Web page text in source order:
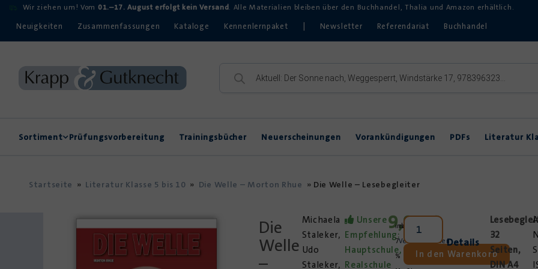
Wir ziehen um! Vom 01.–17. August erfolgt kein Versand. Alle Materialien bleiben über den Buchhandel, Thalia und Amazon erhältlich.
Neuigkeiten Zusammenfassungen Kataloge Kennenlernpaket Newsletter Referendariat Buchhandel
Sortiment Prüfungsvorbereitung Trainingsbücher Neuerscheinungen Vorankündigungen PDFs Literatur
Theater im Unterricht
Startseite » Literatur Klasse 5 bis 10 » Die Welle – Morton Rhue » Die Welle – Lesebegleiter
Die
Welle
–
Michaela
Staleker,
Udo
Staleker,
Unsere
Empfehlung:
Hauptschule,
Realschule
9,95€
inkl.
7
%
zzgl.
Versandkosten
In den Warenkorb
Details
32
Seiten,
DIN A4